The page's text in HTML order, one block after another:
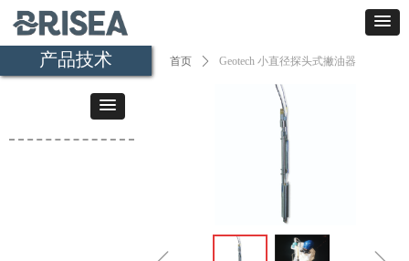
首页 ꄲ Geotech 小直径探头式撇油器
产品技术